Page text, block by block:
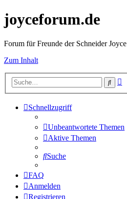
joyceforum.de
Forum für Freunde der Schneider Joyce
Zum Inhalt
Suche
Schnellzugriff
Unbeantwortete Themen
Aktive Themen
Suche
FAQ
Anmelden
Registrieren